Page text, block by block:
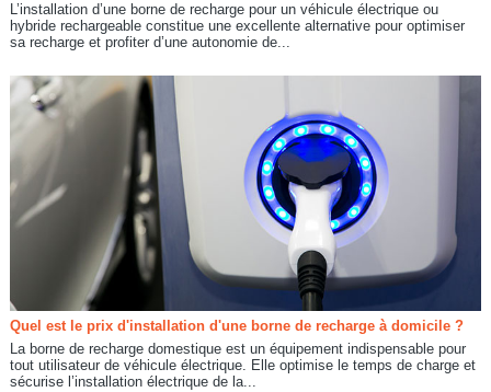
L’installation d’une borne de recharge pour un véhicule électrique ou
hybride rechargeable constitue une excellente alternative pour optimiser
sa recharge et profiter d’une autonomie de...
Quel est le prix d'installation d'une borne de recharge à domicile ?
La borne de recharge domestique est un équipement indispensable pour
tout utilisateur de véhicule électrique. Elle optimise le temps de charge et
sécurise l’installation électrique de la...